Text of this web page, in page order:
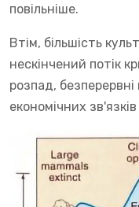
повільніше.
Втім, більшість
нескінчений потік
розпад,
економічних